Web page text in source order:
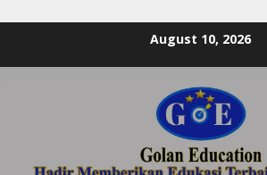
August 10, 2026